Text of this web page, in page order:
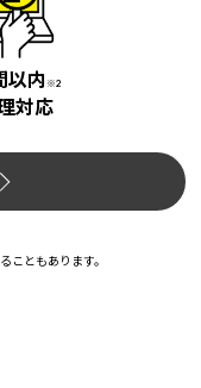
以内 ※2
対応
こともあります。